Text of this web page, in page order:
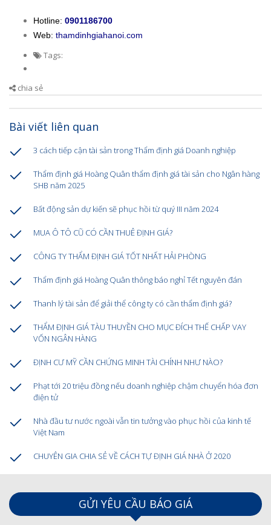
Hotline: 0901186700
Web: thamdinhgiahanoi.com
Tags:
chia sẻ
Bài viết liên quan
3 cách tiếp cận tài sản trong Thẩm định giá Doanh nghiệp
Thẩm định giá Hoàng Quân thẩm định giá tài sản cho Ngân hàng
SHB năm 2025
Bất động sản dự kiến sẽ phục hồi từ quý III năm 2024
MUA Ô TÔ CŨ CÓ CẦN THUÊ ĐỊNH GIÁ?
CÔNG TY THẨM ĐỊNH GIÁ TỐT NHẤT HẢI PHÒNG
Thẩm định giá Hoàng Quân thông báo nghỉ Tết nguyên đán
Thanh lý tài sản để giải thể công ty có cần thẩm định giá?
THẨM ĐỊNH GIÁ TÀU THUYỀN CHO MỤC ĐÍCH THẾ CHẤP VAY
VỐN NGÂN HÀNG
ĐỊNH CƯ MỸ CẦN CHỨNG MINH TÀI CHÍNH NHƯ NÀO?
Phạt tới 20 triệu đồng nếu doanh nghiệp chậm chuyển hóa đơn
điện tử
Nhà đầu tư nước ngoài vẫn tin tưởng vào phục hồi của kinh tế
Việt Nam
CHUYÊN GIA CHIA SẺ VỀ CÁCH TỰ ĐỊNH GIÁ NHÀ Ở 2020
GỬI YÊU CẦU BÁO GIÁ